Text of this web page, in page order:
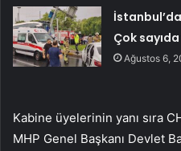
Çok
Ağustos 6,
Kabine üyelerinin yanı sıra
MHP Genel Başkanı Devlet